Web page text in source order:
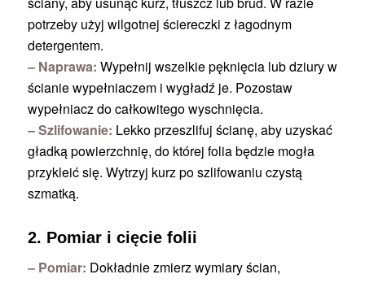
potrzeby użyj wilgotnej ściereczki z łagodnym
detergentem.
– Naprawa: Wypełnij wszelkie pęknięcia lub dziury w
ścianie wypełniaczem i wygładź je. Pozostaw
wypełniacz do całkowitego wyschnięcia.
– Szlifowanie: Lekko przeszlifuj ścianę, aby uzyskać
gładką powierzchnię, do której folia będzie mogła
przykleić się. Wytrzyj kurz po szlifowaniu czystą
szmatką.
2. Pomiar i cięcie folii
– Pomiar: Dokładnie zmierz wymiary ścian,